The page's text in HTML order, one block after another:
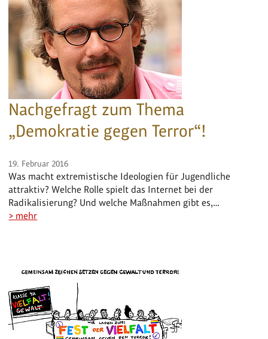
Nachgefragt zum Thema
„Demokratie gegen Terror“!
19. Februar 2016
Was macht extremistische Ideologien für Jugendliche
attraktiv? Welche Rolle spielt das Internet bei der
Radikalisierung? Und welche Maßnahmen gibt es,…
> mehr